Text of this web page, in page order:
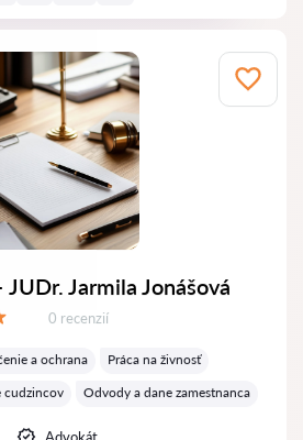
Jarmila Jonášová
Recenzií:
0 recenzií
a ochrana
Práca na živnosť
cudzincov
Odvody a dane zamestnanca